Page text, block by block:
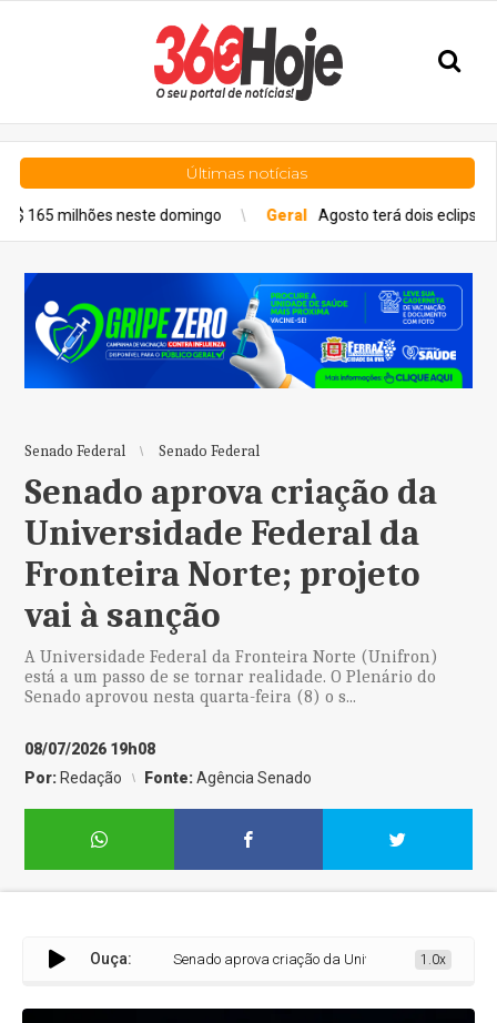
Últimas notícias
neste domingo Geral Agosto terá dois eclipses; saiba como
Senado Federal Senado Federal
Senado aprova criação da
Universidade Federal da
Fronteira Norte; projeto
vai à sanção
A Universidade Federal da Fronteira Norte (Unifron)
está a um passo de se tornar realidade. O Plenário do
Senado aprovou nesta quarta-feira (8) o s...
08/07/2026 19h08
Por: Redação Fonte:Agência Senado
Ouça: Senado aprova criação da Universidade Federal da
1.0x